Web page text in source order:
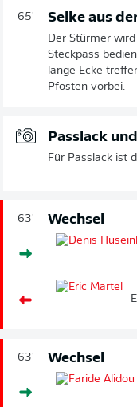
65' Selke aus
Der Stürmer
Steckpass
lange Ecke
Pfosten vorbei.
Passlack
Für Passlack ist
63' Wechsel
63' Wechsel